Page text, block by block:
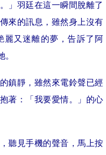
」羽廷在這一瞬間脫離了
來的訊息，雖然身上沒有
麗又迷離的夢，告訴了阿
靜，雖然來電鈴聲已經
著：「我要愛情。」的心
見手機的聲音，馬上按